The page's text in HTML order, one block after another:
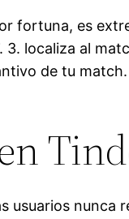
fortuna, es
3. localiza al
de tu match.
usuarios nunca